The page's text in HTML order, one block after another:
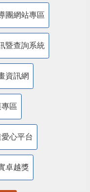
團網站專區
暨查詢系統
資訊網
區
心平台
卓越獎